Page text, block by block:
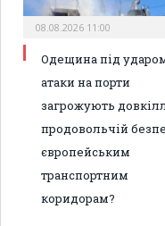
08.08.2026 11:00
Одещина під
атаки на порти
загрожують
продовольчій
європейським
транспортним
коридорам?